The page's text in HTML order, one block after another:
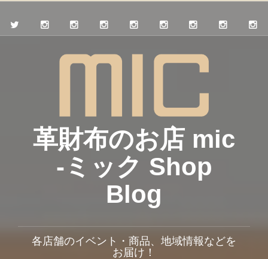
革財布のお店 mic
-ミック Shop
Blog
各店舗のイベント・商品、地域情報などを
お届け！